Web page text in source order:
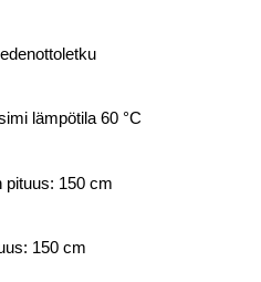
lämpötila 60 °C
pituus: 150 cm
150 cm